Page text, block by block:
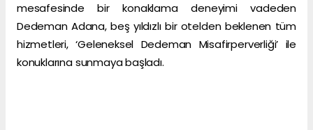
mesafesinde bir konaklama deneyimi vadeden
Dedeman Adana, beş yıldızlı bir otelden beklenen tüm
hizmetleri, ‘Geleneksel Dedeman Misafirperverliği’ ile
konuklarına sunmaya başladı.